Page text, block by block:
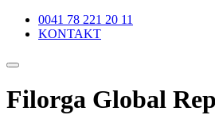
0041 78 221 20 11
KONTAKT
Filorga Global